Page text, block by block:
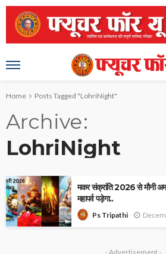
Home Posts Tagged "LohriNight"
Archive
LohriNight
मकर संक्रांति 2026 से मौनी
महापर्व पड़ेगा..
Ps Tripathi
- Advertisement -